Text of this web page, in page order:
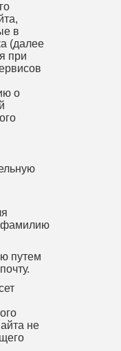
в
(далее
при
о
фамилию
путем
не